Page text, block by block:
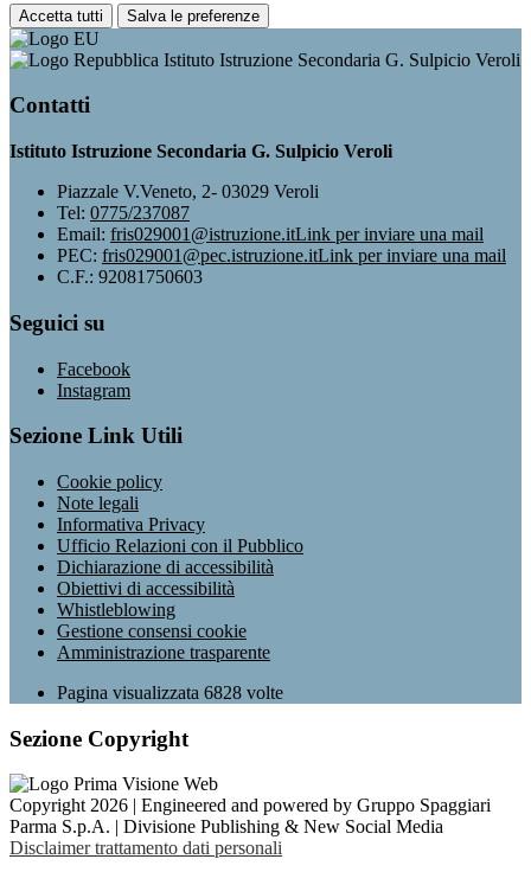
Accetta tutti Salva le preferenze
Istituto Istruzione Secondaria G. Sulpicio Veroli
Contatti
Istituto Istruzione Secondaria G. Sulpicio Veroli
Piazzale V.Veneto, 2- 03029 Veroli
Tel: 0775/237087
Email: fris029001@istruzione.itLink per inviare una mail
PEC: fris029001@pec.istruzione.itLink per inviare una mail
C.F.: 92081750603
Seguici su
Facebook
Instagram
Sezione Link Utili
Cookie policy
Note legali
Informativa Privacy
Ufficio Relazioni con il Pubblico
Dichiarazione di accessibilità
Obiettivi di accessibilità
Whistleblowing
Gestione consensi cookie
Amministrazione trasparente
Pagina visualizzata 6828 volte
Sezione Copyright
Copyright 2026 | Engineered and powered by Gruppo Spaggiari
Parma S.p.A. | Divisione Publishing & New Social Media
Disclaimer trattamento dati personali